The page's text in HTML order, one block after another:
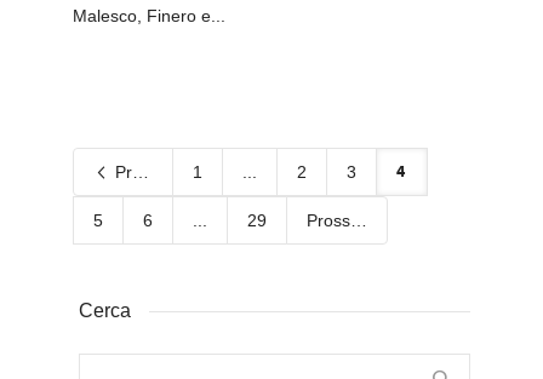
Malesco, Finero e...
Precedente 1 2 3 4
5 6 29
Cerca